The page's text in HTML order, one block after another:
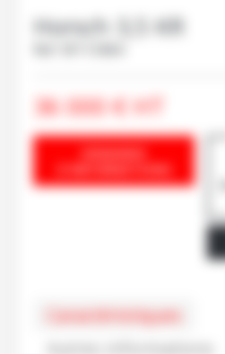
Horsch 3,5 KR
36 000€HT
Caractéristiques